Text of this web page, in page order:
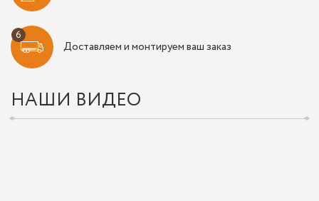
Доставляем и монтируем ваш заказ
НАШИ ВИДЕО